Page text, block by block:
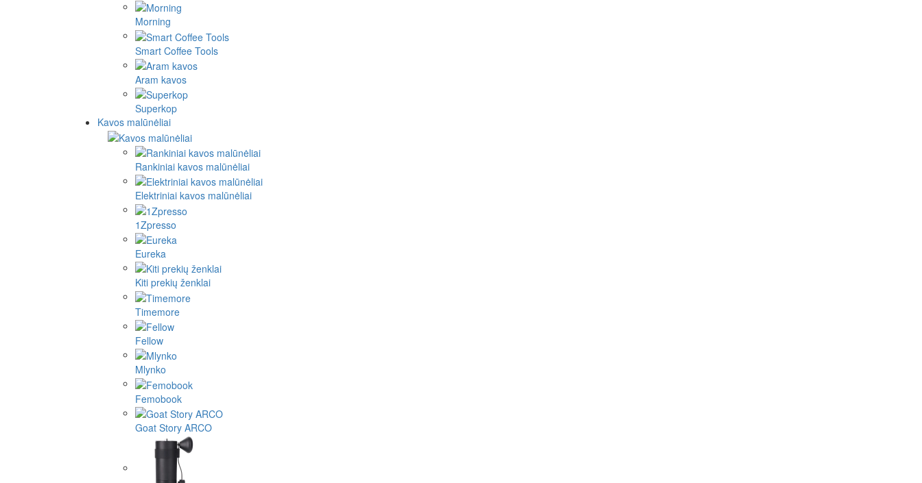
Morning
Smart Coffee Tools
Aram kavos
Superkop
Kavos malūnėliai
Rankiniai kavos malūnėliai
Elektriniai kavos malūnėliai
1Zpresso
Eureka
Kiti prekių ženklai
Timemore
Fellow
Mlynko
Femobook
Goat Story ARCO